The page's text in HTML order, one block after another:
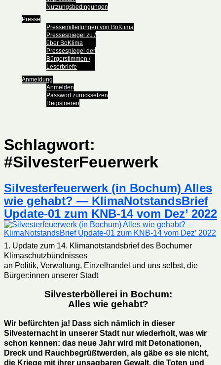
Nutzungsbedingungen
Presse
Pressemitteilungen von BoKlima
Pressespiegel zu /
über BoKlima
Pressespiegel der
Bürgerstimmen /
Leserbriefe
Anmeldung
Anmelden
Passwort zurücksetzen
Registrieren
Schlagwort:
#SilvesterFeuerwerk
Silvesterfeuerwerk (in Bochum) Alles
wie gehabt? — KlimaNotstandsBrief
Update-01 zum KNB-14 vom Dez’ 2022
1. Update zum 14. Klimanotstandsbrief des Bochumer
Klimaschutzbündnisses
an Politik, Verwaltung, Einzelhandel und uns selbst, die
Bürger:innen unserer Stadt
Silvesterböllerei in Bochum:
Alles wie gehabt?
Wir befürchten ja! Dass sich nämlich in d ieser
Silvesternacht in unserer Stadt nur wiederholt, was wir
schon kennen: das neue Jahr wird mit Detonationen,
Dreck und Rauch begrüßtwerden, als gäbe es sie nicht,
die Kriege mit ihrer unsagbaren Gewalt, die Toten und